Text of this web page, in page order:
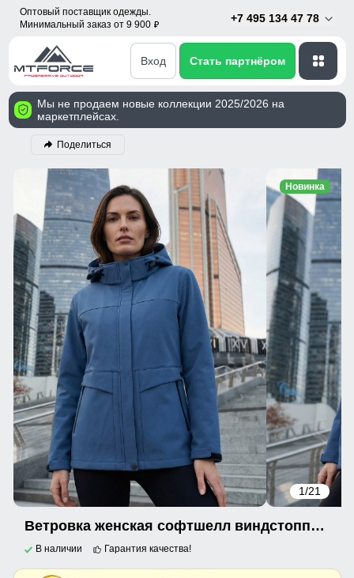
Оптовый поставщик одежды.
Минимальный заказ от 9 900 p
+7 495 134 47 78
Вход Стать партнёром
Мы не продаем новые коллекции 2025/2026 на
маркетплейсах.
Поделиться
1/21
Новинка
Ветровка женская софтшелл виндстоппер с капюшоном спортивная синего цвета 9616_1S
В наличии Гарантия качества!